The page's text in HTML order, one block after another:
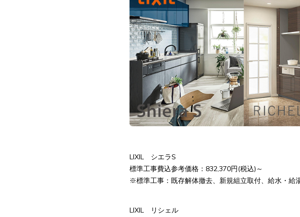
LIXIL シエラS
標準工事費込参考価格：832,370円(税込)～
※標準工事：既存解体撤去、新規組立取付、給水・給
LIXIL リシェル